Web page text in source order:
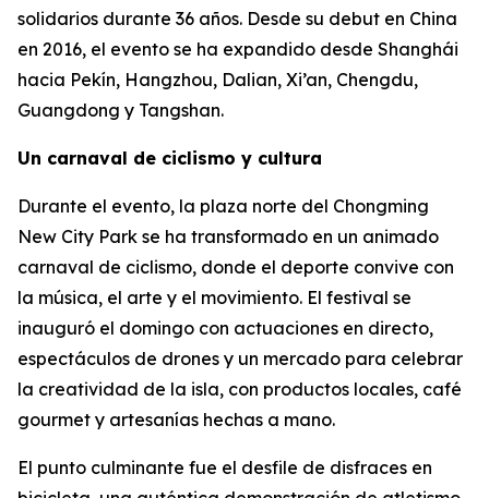
solidarios durante 36 años. Desde su debut en China
en 2016, el evento se ha expandido desde Shanghái
hacia Pekín, Hangzhou, Dalian, Xi’an, Chengdu,
Guangdong y Tangshan.
Un carnaval de ciclismo y cultura
Durante el evento, la plaza norte del Chongming
New City Park se ha transformado en un animado
carnaval de ciclismo, donde el deporte convive con
la música, el arte y el movimiento. El festival se
inauguró el domingo con actuaciones en directo,
espectáculos de drones y un mercado para celebrar
la creatividad de la isla, con productos locales, café
gourmet y artesanías hechas a mano.
El punto culminante fue el desfile de disfraces en